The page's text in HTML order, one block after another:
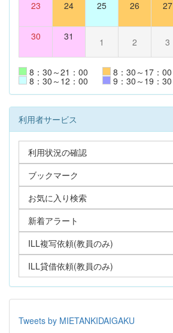
23 24 25 26 27
30 31 1 2 3
8：30～21：00 8：30～17：00
8：30～12：00 9：30～19：30
利用者サービス
利用状況の確認
ブックマーク
お気に入り検索
新着アラート
ILL複写依頼(教員のみ)
ILL貸借依頼(教員のみ)
Tweets by MIETANKIDAIGAKU